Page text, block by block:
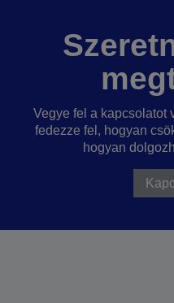
Vegye fel a kapcsolatot
fedezze fel, hogyan
hogyan